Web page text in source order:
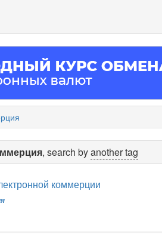
, search byanother tag
коммерции